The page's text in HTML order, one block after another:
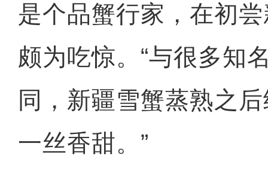
是个品蟹行家，在初
颇为吃惊。“与很多知
同，新疆雪蟹蒸熟之
一丝香甜。”